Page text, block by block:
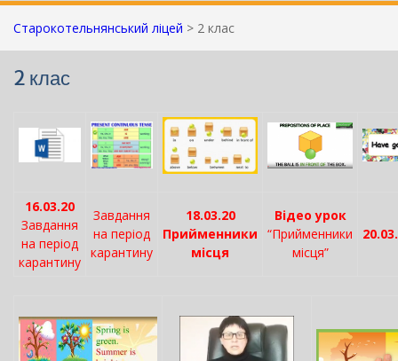
Старокотельнянський ліцей > 2 клас
2 клас
16.03.20
Завдання
на період
карантину
Завдання
на період
карантину
18.03.20
Прийменники
місця
Відео урок
“Прийменники
місця”